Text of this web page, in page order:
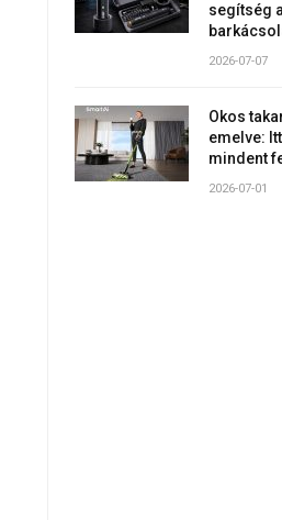
segítség
2026-07-07
Okos
emelve:
mindent
2026-07-01